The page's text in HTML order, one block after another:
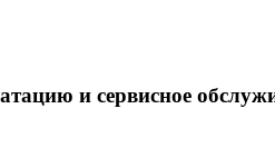
и сервисное